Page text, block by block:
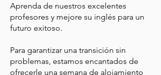
Aprenda de nuestros excelentes
profesores y mejore su inglés para un
futuro exitoso.
Para garantizar una transición sin
problemas, estamos encantados de
ofrecerle una semana de alojamiento